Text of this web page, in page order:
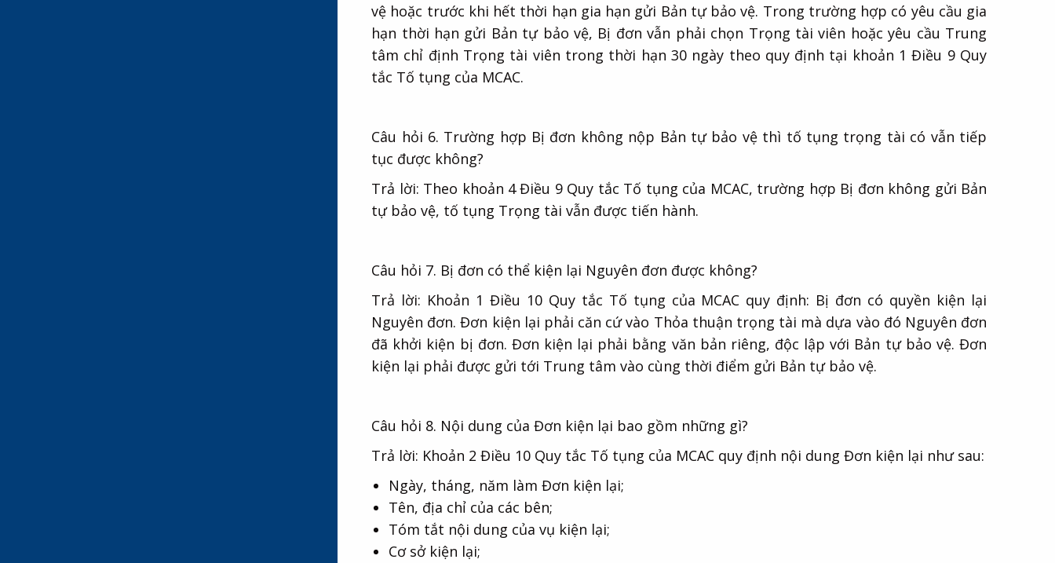
vệ hoặc trước khi hết thời hạn gia hạn gửi Bản tự bảo vệ. Trong trường hợp có yêu cầu gia
hạn thời hạn gửi Bản tự bảo vệ, Bị đơn vẫn phải chọn Trọng tài viên hoặc yêu cầu Trung
tâm chỉ định Trọng tài viên trong thời hạn 30 ngày theo quy định tại khoản 1 Điều 9 Quy
tắc Tố tụng của MCAC.
Câu hỏi 6. Trường hợp Bị đơn không nộp Bản tự bảo vệ thì tố tụng trọng tài có vẫn tiếp
tục được không?
Trả lời: Theo khoản 4 Điều 9 Quy tắc Tố tụng của MCAC, trường hợp Bị đơn không gửi Bản
tự bảo vệ, tố tụng Trọng tài vẫn được tiến hành.
Câu hỏi 7. Bị đơn có thể kiện lại Nguyên đơn được không?
Trả lời: Khoản 1 Điều 10 Quy tắc Tố tụng của MCAC quy định: Bị đơn có quyền kiện lại
Nguyên đơn. Đơn kiện lại phải căn cứ vào Thỏa thuận trọng tài mà dựa vào đó Nguyên đơn
đã khởi kiện bị đơn. Đơn kiện lại phải bằng văn bản riêng, độc lập với Bản tự bảo vệ. Đơn
kiện lại phải được gửi tới Trung tâm vào cùng thời điểm gửi Bản tự bảo vệ.
Câu hỏi 8. Nội dung của Đơn kiện lại bao gồm những gì?
Trả lời: Khoản 2 Điều 10 Quy tắc Tố tụng của MCAC quy định nội dung Đơn kiện lại như sau:
Ngày, tháng, năm làm Đơn kiện lại;
Tên, địa chỉ của các bên;
Tóm tắt nội dung của vụ kiện lại;
Cơ sở kiện lại;